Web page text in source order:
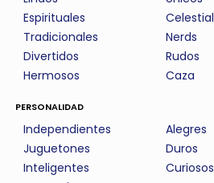
Espirituales
Tradicionales
Divertidos
Hermosos
Nerds
Rudos
Caza
personalidad
Independientes
Juguetones
Inteligentes
Alegres
Duros
Curiosos